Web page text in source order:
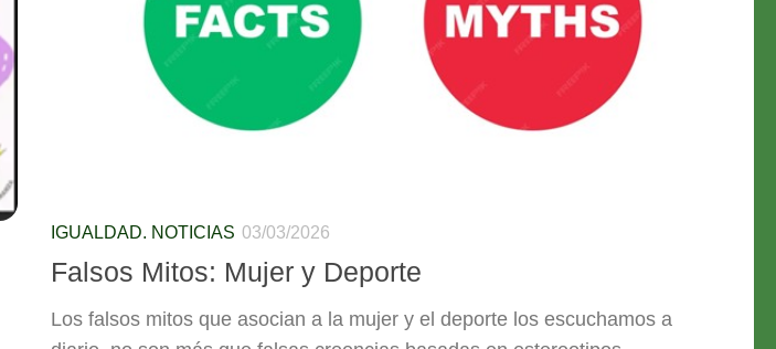
IGUALDAD. NOTICIAS 03/03/2026
Falsos Mitos: Mujer y Deporte
Los falsos mitos que asocian a la mujer y el deporte los escuchamos a